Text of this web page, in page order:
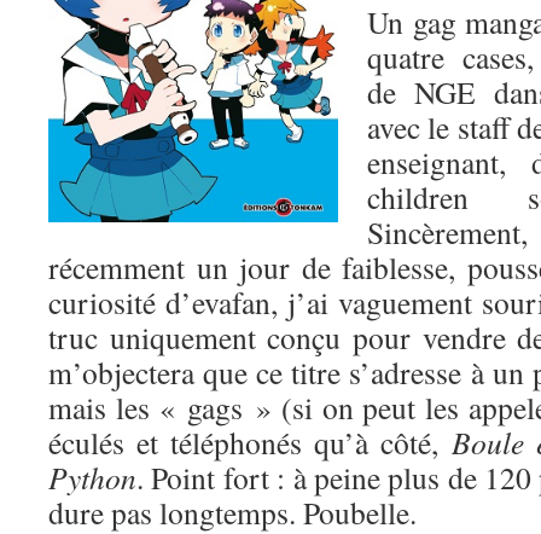
Un gag
quatre
de NGE
avec le staff
children
récemment un jour de faiblesse,
curiosité d’evafan, j’ai vaguement
truc uniquement conçu pour vendre
m’objectera que ce titre s’adresse à
mais les « gags » (si on peut les
éculés et téléphonés qu’à côté, Boule
Python. Point fort : à peine plus de 120
dure pas longtemps. Poubelle.